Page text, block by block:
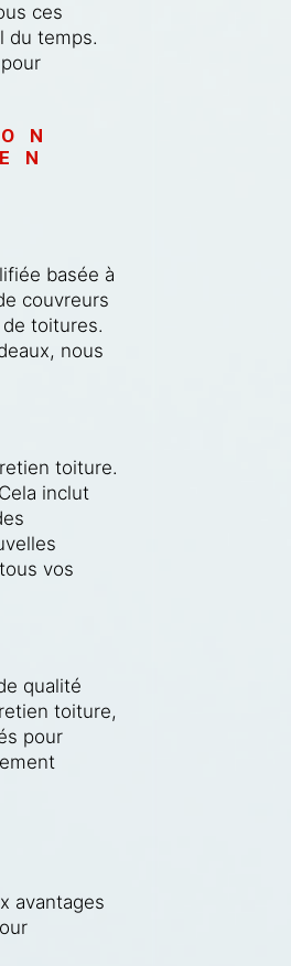
ces
du temps.
basée à
couvreurs
toitures.
nous
toiture.
inclut
vos
qualité
toiture,
pour
avantages